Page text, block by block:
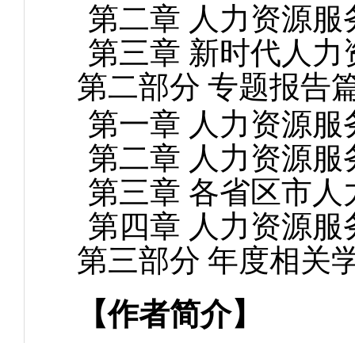
第二章 人力资源
第三章 新时代人
第二部分 专题报告
第一章 人力资源
第二章 人力资源
第三章 各省区市
第四章 人力资源
第三部分 年度相关
【作者简介】